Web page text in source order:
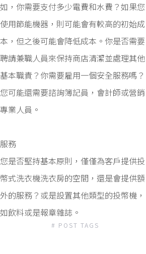
如，你需要支付多少電費和水費？如果您
使用節能機器，則可能會有較高的初始成
本，但之後可能會降低成本。你是否需要
聘請兼職人員來保持商店清潔並處理其他
基本職責？你需要雇用一個安全服務嗎？
您可能還需要諮詢簿記員，會計師或營銷
專業人員。
服務
您是否堅持​​基本原則，僅僅為客戶提供投
幣式洗衣機洗衣房的空間，還是會提供額
外的服務？或是設置其他類型的投幣機，
如飲料或是報章雜誌。
# POST TAGS